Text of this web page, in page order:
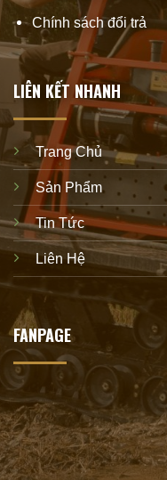
Chính sách đổi trả
LIÊN KẾT NHANH
Trang Chủ
Sản Phẩm
Tin Tức
Liên Hệ
FANPAGE